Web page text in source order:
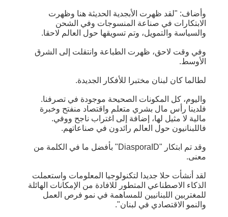
وأضاف: "لقد ظهرت الأبجدية الحديثة هنا وظهرت
الابتكارات في صناعة المنسوجات وفي الشحن
والسياسة والتمويل، وتم تسويقها حول العالم لاحقا.
وفي وقت لاحق، ظهرت الطباعة وانتقلت إلى الشرق
الأوسط.
لطالما كان لبنان مختبرا للأفكار الجديدة.
واليوم، كل المكونات الصحيحة موجودة في تصرفنا.
فلدينا رأس مال بشري متعلم واقتصاد منفتح وخبرة
مالية لا مثيل لها، إضافة إلى اغتراب ناجح ووفي.
فاللبنانيون حول العالم رائدون في صناعاتهم.
وقد تم ابتكار "DiasporaID" بأفضل ما في الكلمة من
معنى.
لقد أنشأت حلا جديدا لتكنولوجيا المعلومات واستعملت
الذكاء الاصطناعي المتطور للافادة من الإمكانات الهائلة
للمغتربين اللبنانيين للمساهمة في نمو فرص العمل
والنمو الاقتصادي في لبنان".